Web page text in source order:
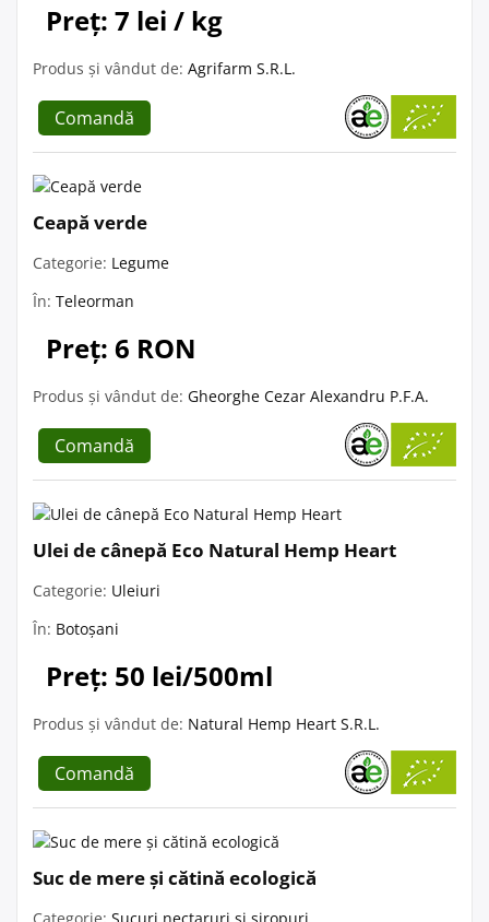
Preț: 7 lei / kg
Produs și vândut de: Agrifarm S.R.L.
Comandă
Ceapă verde
Categorie: Legume
În: Teleorman
Preț: 6 RON
Produs și vândut de: Gheorghe Cezar Alexandru P.F.A.
Comandă
Ulei de cânepă Eco Natural Hemp Heart
Categorie: Uleiuri
În: Botoșani
Preț: 50 lei/500ml
Produs și vândut de: Natural Hemp Heart S.R.L.
Comandă
Suc de mere și cătină ecologică
Categorie: Sucuri nectaruri și siropuri